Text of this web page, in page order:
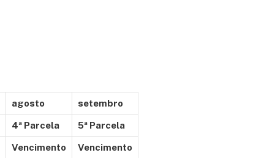
agosto setembro
4ª Parcela 5ª Parcela
Vencimento Vencimento